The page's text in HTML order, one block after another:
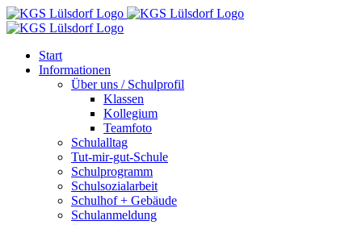
Zum
Inhalt
Start
Informationen
Über uns / Schulprofil
Klassen
Kollegium
Teamfoto
Schulalltag
Tut-mir-gut-Schule
Schulprogramm
Schulsozialarbeit
Schulhof + Gebäude
Schulanmeldung